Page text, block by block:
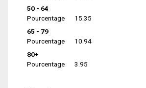
50 - 64
Pourcentage
15.35
65 - 79
Pourcentage
10.94
80+
Pourcentage
3.95